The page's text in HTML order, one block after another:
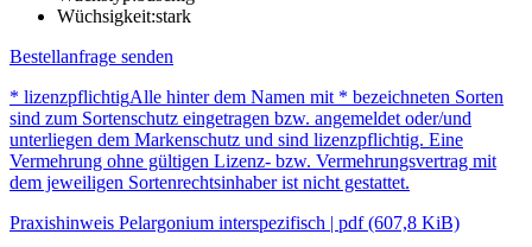
Wüchsigkeit:stark
Bestellanfrage senden
* lizenzpflichtigAlle hinter dem Namen mit * bezeichneten Sorten
sind zum Sortenschutz eingetragen bzw. angemeldet oder/und
unterliegen dem Markenschutz und sind lizenzpflichtig. Eine
Vermehrung ohne gültigen Lizenz- bzw. Vermehrungsvertrag mit
dem jeweiligen Sortenrechtsinhaber ist nicht gestattet.
Praxishinweis Pelargonium interspezifisch | pdf (607,8 KiB)